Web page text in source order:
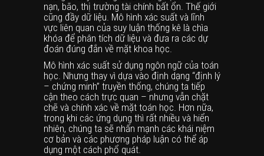
nạn, bão, thị trường tài chính bất ổn. Thế giới
cũng đầy dữ liệu. Mô hình xác suất và lĩnh
vực liên quan của suy luận thống kê là chìa
khóa để phân tích dữ liệu và đưa ra các dự
đoán đúng đắn về mặt khoa học.
Mô hình xác suất sử dụng ngôn ngữ của toán
học. Nhưng thay vì dựa vào định dạng “định lý
– chứng minh” truyền thống, chúng ta tiếp
cận theo cách trực quan – nhưng vẫn chặt
chẽ và chính xác về mặt toán học. Hơn nữa,
trong khi các ứng dụng thì rất nhiều và hiển
nhiên, chúng ta sẽ nhấn mạnh các khái niệm
cơ bản và các phương pháp luận có thể áp
dụng một cách phổ quát.